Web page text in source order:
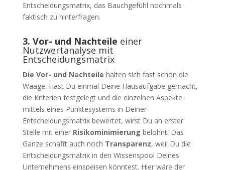
Entscheidungsmatrix, das Bauchgefühl nochmals
faktisch zu hinterfragen.
3. Vor- und Nachteile einer
Nutzwertanalyse mit
Entscheidungsmatrix
Die Vor- und Nachteile halten sich fast schon die
Waage. Hast Du einmal Deine Hausaufgabe gemacht,
die Kriterien festgelegt und die einzelnen Aspekte
mittels eines Punktesystems in Deiner
Entscheidungsmatrix bewertet, wirst Du an erster
Stelle mit einer Risikominimierung belohnt. Das
Ganze schafft auch noch Transparenz, weil Du die
Entscheidungsmatrix in den Wissenspool Deines
Unternehmens einspeisen könntest. Hier wäre der